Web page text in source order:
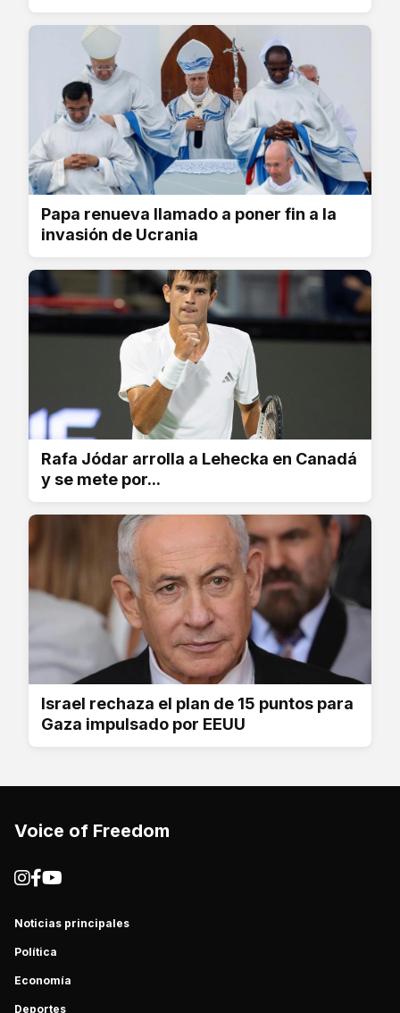
Papa renueva llamado a poner fin a la
invasión de Ucrania
Rafa Jódar arrolla a Lehecka en Canadá
y se mete por...
Israel rechaza el plan de 15 puntos para
Gaza impulsado por EEUU
Voice of Freedom
Noticias principales
Política
Economía
Deportes